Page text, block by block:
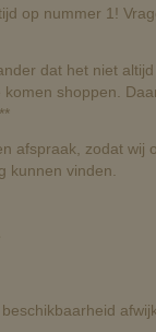
op nummer 1!
dat het niet
shoppen.
afspraak, zodat wij
kunnen vinden.